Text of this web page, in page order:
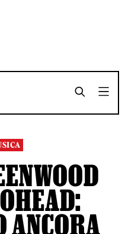
SHARE
SHARE
ANCORA